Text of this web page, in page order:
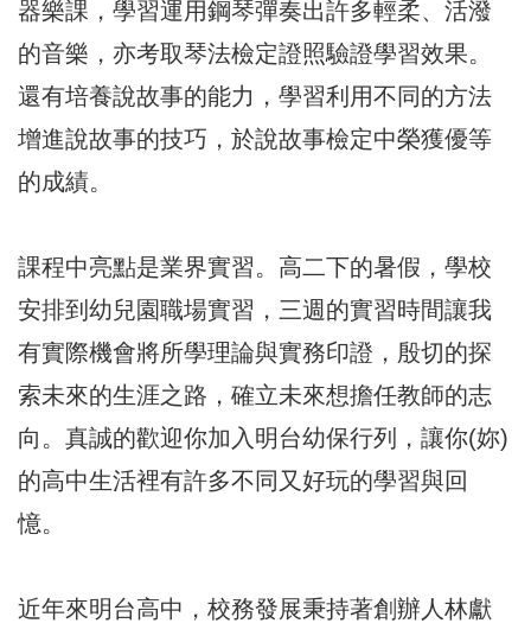
器樂課，學習運用鋼琴彈奏出許多輕柔、活潑
的音樂，亦考取琴法檢定證照驗證學習效果。
還有培養說故事的能力，學習利用不同的方法
增進說故事的技巧，於說故事檢定中榮獲優等
的成績。
課程中亮點是業界實習。高二下的暑假，學校
安排到幼兒園職場實習，三週的實習時間讓我
有實際機會將所學理論與實務印證，殷切的探
索未來的生涯之路，確立未來想擔任教師的志
向。真誠的歡迎你加入明台幼保行列，讓你(妳)
的高中生活裡有許多不同又好玩的學習與回
憶。
近年來明台高中，校務發展秉持著創辦人林獻